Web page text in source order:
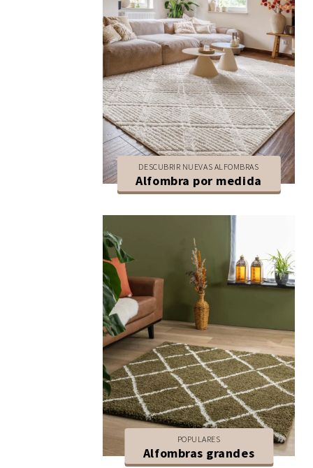
DESCUBRIR NUEVAS ALFOMBRAS
Alfombra por medida
POPULARES
Alfombras grandes